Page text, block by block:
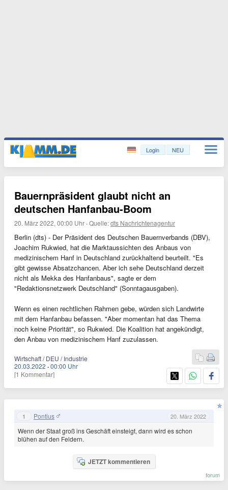
Login NEU
Bauernpräsident glaubt nicht an
deutschen Hanfanbau-Boom
20. März 2022, 00:00 Uhr ·Quelle:dts Nachrichtenagentur
Berlin (dts) - Der Präsident des Deutschen Bauernverbands (DBV),
Joachim Rukwied, hat die Marktaussichten des Anbaus von
medizinischem Hanf in Deutschland zurückhaltend beurteilt. "Es
gibt gewisse Absatzchancen. Aber ich sehe Deutschland derzeit
nicht als Mekka des Hanfanbaus", sagte er dem
"Redaktionsnetzwerk Deutschland" (Sonntagausgaben).
Wenn es einen rechtlichen Rahmen gebe, würden sich Landwirte
mit dem Hanfanbau befassen. "Aber momentan hat das Thema
noch keine Priorität", so Rukwied. Die Koalition hat angekündigt,
den Anbau von medizinischem Hanf zuzulassen.
Wirtschaft / DEU / Industrie
20.03.2022 ·00:00 Uhr
[1 Kommentar]
1 Pontius 20. März 2022
Wenn der Staat groß ins Geschäft einsteigt, dann wird es schon
blühen auf den Feldern.
JETZT kommentieren
forum